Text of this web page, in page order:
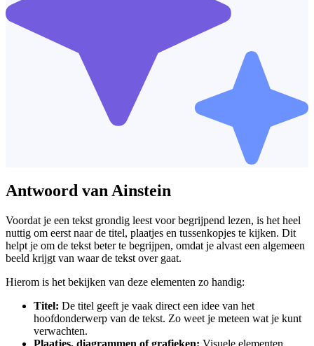
Antwoord van Ainstein
Voordat je een tekst grondig leest voor begrijpend lezen, is het heel
nuttig om eerst naar de titel, plaatjes en tussenkopjes te kijken. Dit
helpt je om de tekst beter te begrijpen, omdat je alvast een algemeen
beeld krijgt van waar de tekst over gaat.
Hierom is het bekijken van deze elementen zo handig:
Titel: De titel geeft je vaak direct een idee van het
hoofdonderwerp van de tekst. Zo weet je meteen wat je kunt
verwachten.
Plaatjes, diagrammen of grafieken: Visuele elementen